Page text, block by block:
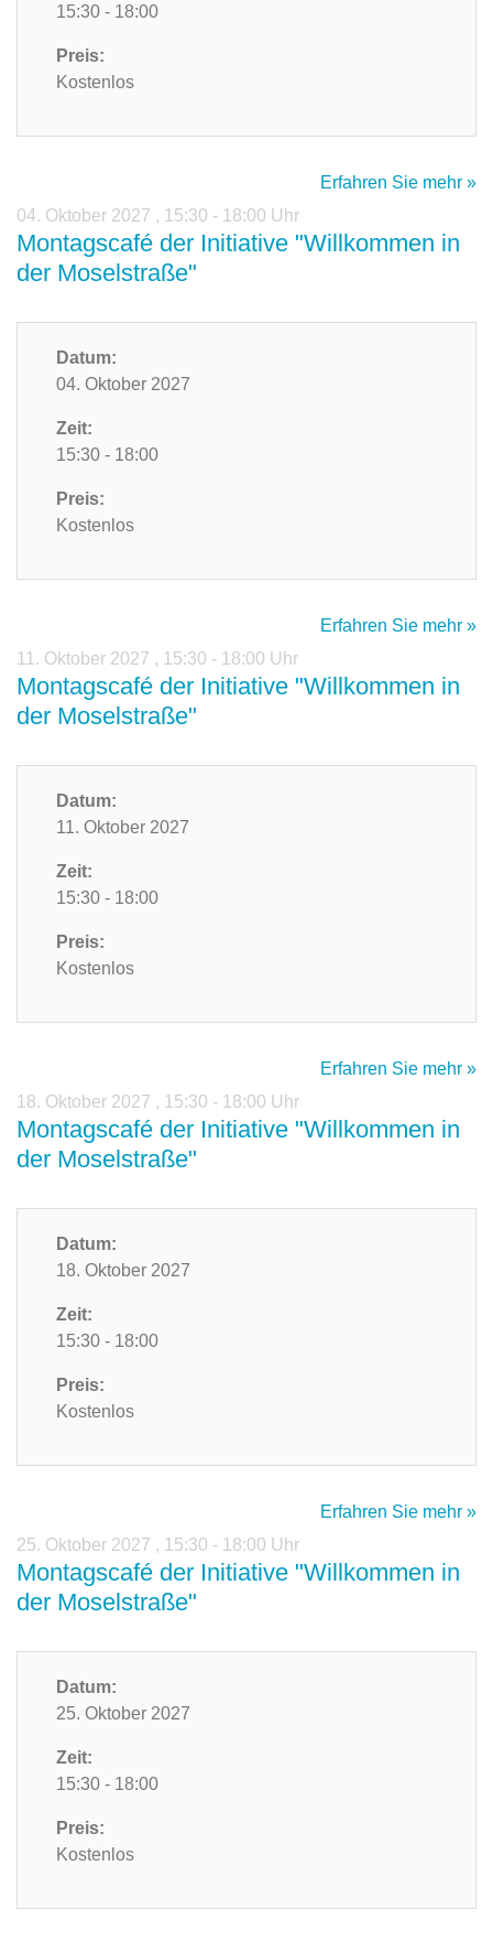
15:30 - 18:00
Preis:
Kostenlos
Erfahren Sie mehr »
04. Oktober 2027 , 15:30 - 18:00 Uhr
Montagscafé der Initiative "Willkommen in
der Moselstraße"
Datum:
04. Oktober 2027
Zeit:
15:30 - 18:00
Preis:
Kostenlos
Erfahren Sie mehr »
11. Oktober 2027 , 15:30 - 18:00 Uhr
Montagscafé der Initiative "Willkommen in
der Moselstraße"
Datum:
11. Oktober 2027
Zeit:
15:30 - 18:00
Preis:
Kostenlos
Erfahren Sie mehr »
18. Oktober 2027 , 15:30 - 18:00 Uhr
Montagscafé der Initiative "Willkommen in
der Moselstraße"
Datum:
18. Oktober 2027
Zeit:
15:30 - 18:00
Preis:
Kostenlos
Erfahren Sie mehr »
25. Oktober 2027 , 15:30 - 18:00 Uhr
Montagscafé der Initiative "Willkommen in
der Moselstraße"
Datum:
25. Oktober 2027
Zeit:
15:30 - 18:00
Preis:
Kostenlos